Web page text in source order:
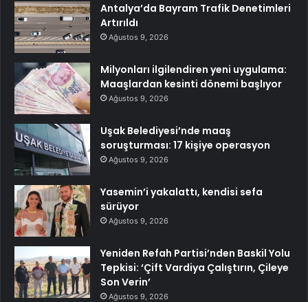
Antalya’da Bayram Trafik Denetimleri
Artırıldı
Ağustos 9, 2026
Milyonları ilgilendiren yeni uygulama:
Maaşlardan kesinti dönemi başlıyor
Ağustos 9, 2026
Uşak Belediyesi’nde maaş
soruşturması: 17 kişiye operasyon
Ağustos 9, 2026
Yasemin’i yakalattı, kendisi sefa
sürüyor
Ağustos 9, 2026
Yeniden Refah Partisi’nden Baskil Yolu
Tepkisi: ‘Çift Vardiya Çalıştırın, Çileye
Son Verin’
Ağustos 9, 2026